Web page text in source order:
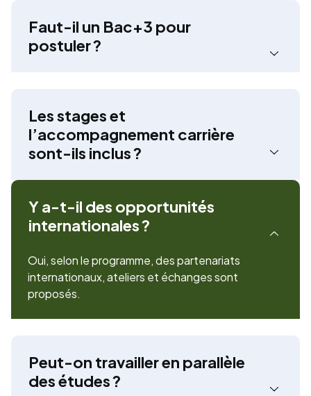
Faut-il un Bac+3 pour
postuler ?
Les stages et
l’accompagnement carrière
sont-ils inclus ?
Y a-t-il des opportunités
internationales ?
Oui, selon le programme, des partenariats
internationaux, ateliers et échanges sont
proposés.
Peut-on travailler en parallèle
des études ?